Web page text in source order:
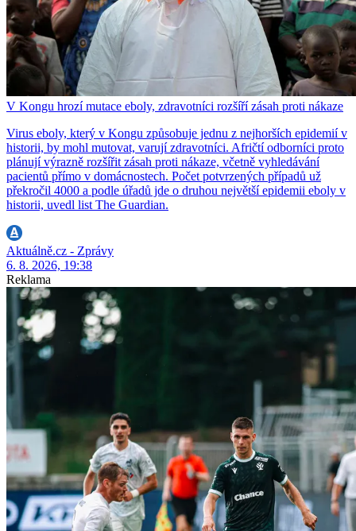
V Kongu hrozí mutace eboly, zdravotníci rozšíří zásah proti nákaze
Virus eboly, který v Kongu způsobuje jednu z nejhorších epidemií v
historii, by mohl mutovat, varují zdravotníci. Afričtí odborníci proto
plánují výrazně rozšířit zásah proti nákaze, včetně vyhledávání
pacientů přímo v domácnostech. Počet potvrzených případů už
překročil 4000 a podle úřadů jde o druhou největší epidemii eboly v
historii, uvedl list The Guardian.
Aktuálně.cz - Zprávy
6. 8. 2026, 19:38
Reklama